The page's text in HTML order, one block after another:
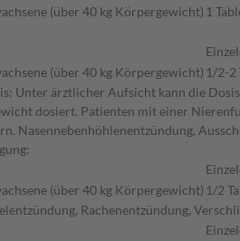
(über 40 kg Körpergewicht) 1
(über 40 kg Körpergewicht) 1/2-2
Unter ärztlicher Aufsicht kann die
dosiert. Patienten mit einer
Nasennebenhöhlenentzündung,
(über 40 kg Körpergewicht) 1/2
Rachenentzündung,